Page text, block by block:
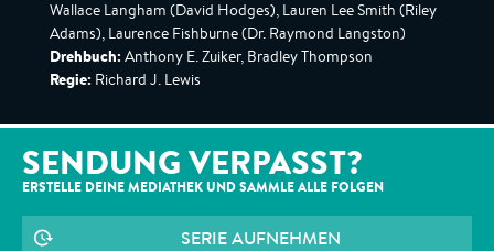
Wallace Langham (David Hodges), Lauren Lee Smith (Riley
Adams), Laurence Fishburne (Dr. Raymond Langston)
Drehbuch: Anthony E. Zuiker, Bradley Thompson
Regie: Richard J. Lewis
SENDUNG VERPASST?
ERSTELLE DEINE MEDIATHEK UND SAMMLE ALLE FOLGEN
SERIE AUFNEHMEN